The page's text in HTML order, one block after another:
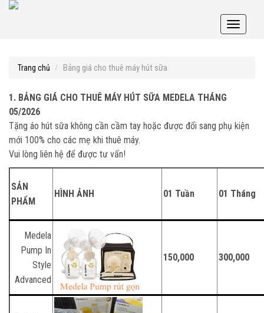
Toggle
Trang chủ Bảng giá cho thuê máy hút sữa
1. BẢNG GIÁ CHO THUÊ MÁY HÚT SỮA MEDELA THÁNG
05/2026
Tặng áo hút sữa không cần cầm tay hoặc được đổi sang phụ kiện
mới 100% cho các mẹ khi thuê máy.
Vui lòng liên hệ để được tư vấn!
SẢN
PHẨM
HÌNH ẢNH 01 Tuần 01 Tháng
Medela
Pump In
Style
Advanced
150,000 300,000